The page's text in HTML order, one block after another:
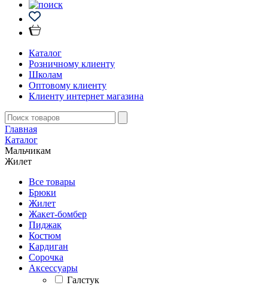
Каталог
Розничному клиенту
Школам
Оптовому клиенту
Клиенту интернет магазина
Главная
Каталог
Мальчикам
Жилет
Все товары
Брюки
Жилет
Жакет-бомбер
Пиджак
Костюм
Кардиган
Сорочка
Аксессуары
Галстук